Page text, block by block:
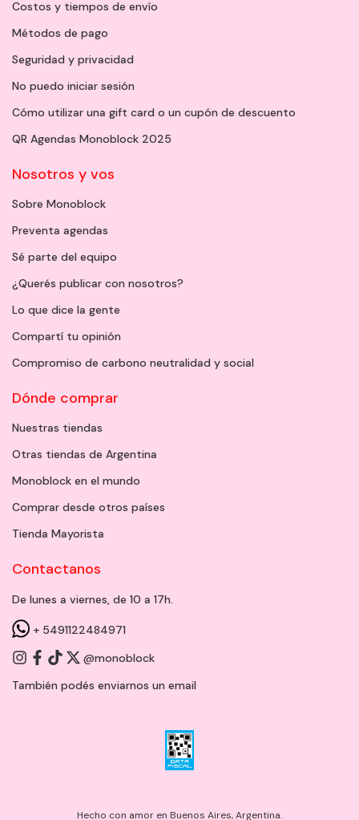
Costos y tiempos de envío
Métodos de pago
Seguridad y privacidad
No puedo iniciar sesión
Cómo utilizar una gift card o un cupón de descuento
QR Agendas Monoblock 2025
Nosotros y vos
Sobre Monoblock
Preventa agendas
Sé parte del equipo
¿Querés publicar con nosotros?
Lo que dice la gente
Compartí tu opinión
Compromiso de carbono neutralidad y social
Dónde comprar
Nuestras tiendas
Otras tiendas de Argentina
Monoblock en el mundo
Comprar desde otros países
Tienda Mayorista
Contactanos
De lunes a viernes, de 10 a 17h.
+ 5491122484971
@monoblock
También podés enviarnos un email
Hecho con amor en Buenos Aires, Argentina.